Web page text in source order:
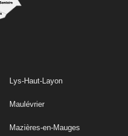
Lys-Haut-Layon
Maulévrier
Mazières-en-Mauges